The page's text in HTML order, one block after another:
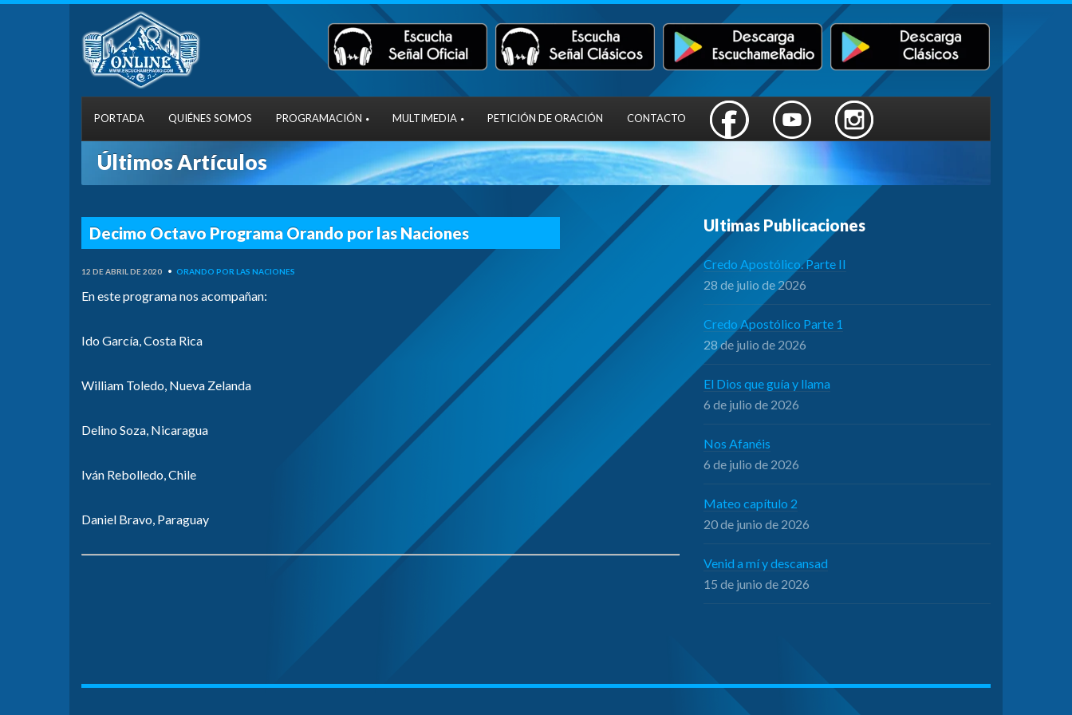
PORTADA QUIÉNES SOMOS PROGRAMACIÓN MULTIMEDIA PETICIÓN DE ORACIÓN CONTACTO
Últimos Artículos
Decimo Octavo Programa Orando por las Naciones
12 DE ABRIL DE 2020 • ORANDO POR LAS NACIONES
En este programa nos acompañan:
Ido García, Costa Rica
William Toledo, Nueva Zelanda
Delino Soza, Nicaragua
Iván Rebolledo, Chile
Daniel Bravo, Paraguay
Ultimas Publicaciones
Credo Apostólico. Parte II
28 de julio de 2026
Credo Apostólico Parte 1
28 de julio de 2026
El Dios que guía y llama
6 de julio de 2026
Nos Afanéis
6 de julio de 2026
Mateo capítulo 2
20 de junio de 2026
Venid a mí y descansad
15 de junio de 2026